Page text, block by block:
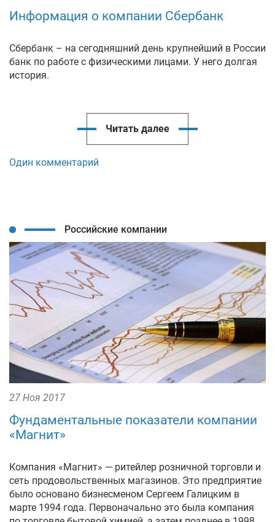
Информация о компании Сбербанк
Сбербанк – на сегодняшний день крупнейший в России
банк по работе с физическими лицами. У него долгая
история.
Читать далее
Один комментарий
Российские компании
27 Ноя 2017
Фундаментальные показатели компании
«Магнит»
Компания «Магнит» — ритейлер розничной торговли и
сеть продовольственных магазинов. Это предприятие
было основано бизнесменом Сергеем Галицким в
марте 1994 года. Первоначально это была компания